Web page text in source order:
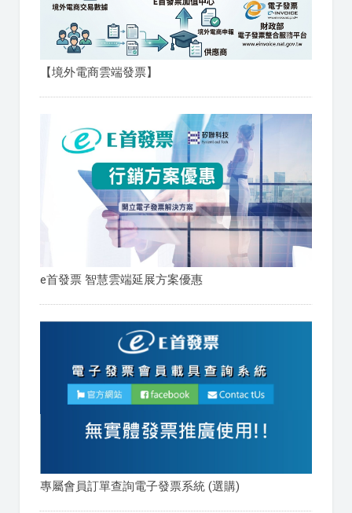
【境外電商雲端發票】
e首發票 智慧雲端延展方案優惠
專屬會員訂單查詢電子發票系統 (選購)